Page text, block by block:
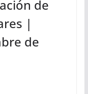
de
|
de